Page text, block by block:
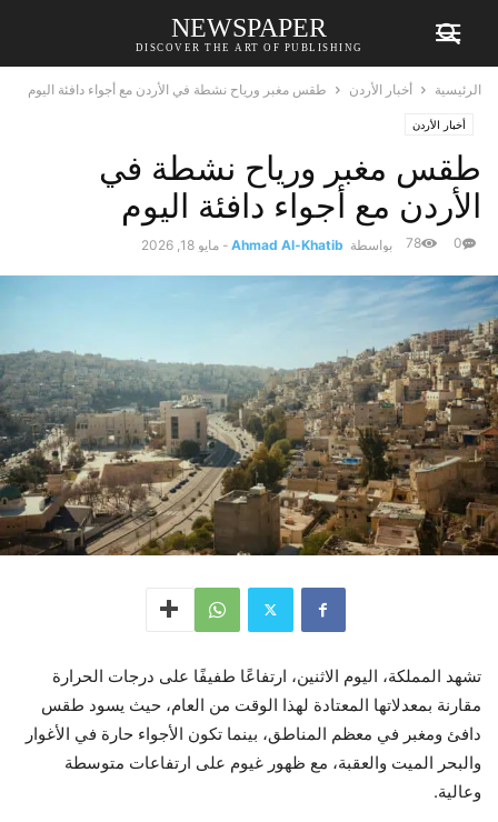
NEWSPAPER
DISCOVER THE ART OF PUBLISHING
الرئيسية أخبار الأردن طقس مغبر ورياح نشطة في الأردن مع أجواء دافئة اليوم
أخبار الأردن
طقس مغبر ورياح نشطة في
الأردن مع أجواء دافئة اليوم
بواسطة Ahmad Al-Khatib
- مايو 18, 2026 0
78
تشهد المملكة، اليوم الاثنين، ارتفاعًا طفيفًا على درجات الحرارة
مقارنة بمعدلاتها المعتادة لهذا الوقت من العام، حيث يسود طقس
دافئ ومغبر في معظم المناطق، بينما تكون الأجواء حارة في الأغوار
والبحر الميت والعقبة، مع ظهور غيوم على ارتفاعات متوسطة
وعالية.